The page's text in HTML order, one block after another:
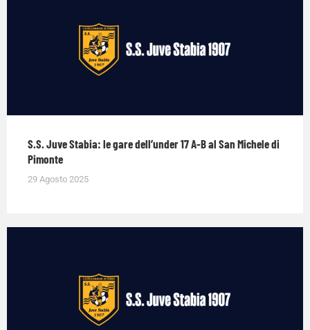
S.S. Juve Stabia: le gare dell’under 17 A-B al San Michele di
Pimonte
29 Agosto 2025